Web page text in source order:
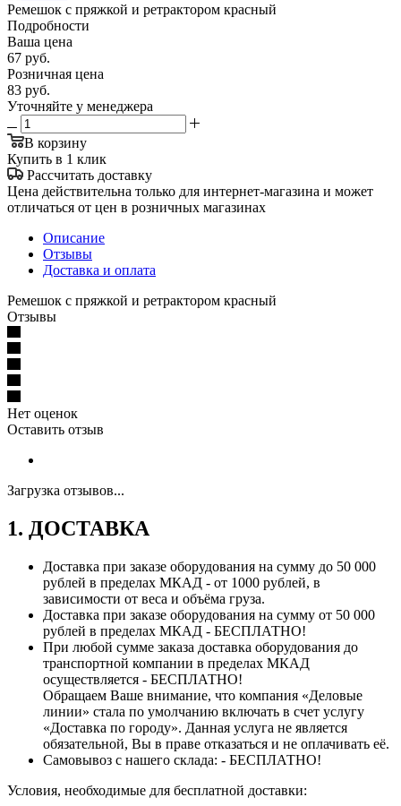
Ремешок с пряжкой и ретрактором красный
Подробности
Ваша цена
67 руб.
Розничная цена
83 руб.
Уточняйте у менеджера
В корзину
Купить в 1 клик
Рассчитать доставку
Цена действительна только для интернет-магазина и может
отличаться от цен в розничных магазинах
Описание
Отзывы
Доставка и оплата
Ремешок с пряжкой и ретрактором красный
Отзывы
Нет оценок
Оставить отзыв
Загрузка отзывов...
1. ДОСТАВКА
Доставка при заказе оборудования на сумму до 50 000
рублей в пределах МКАД - от 1000 рублей, в
зависимости от веса и объёма груза.
Доставка при заказе оборудования на сумму от 50 000
рублей в пределах МКАД - БЕСПЛАТНО!
При любой сумме заказа доставка оборудования до
транспортной компании в пределах МКАД
осуществляется - БЕСПЛАТНО!
Обращаем Ваше внимание, что компания «Деловые
линии» стала по умолчанию включать в счет услугу
«Доставка по городу». Данная услуга не является
обязательной, Вы в праве отказаться и не оплачивать её.
Самовывоз с нашего склада: - БЕСПЛАТНО!
Условия, необходимые для бесплатной доставки: